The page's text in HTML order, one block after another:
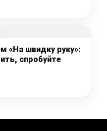
«На швидку руку»:
спробуйте